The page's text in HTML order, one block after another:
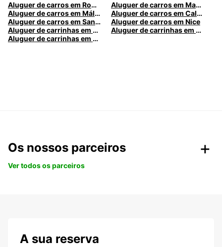
Aluguer de carros em Roma
Aluguer de carros em Madrid
Aluguer de carros em Málaga
Aluguer de carros em Caldas da Rainha
Aluguer de carros em Santa Maria da Feira
Aluguer de carros em Nice
Aluguer de carrinhas em Nice
Aluguer de carrinhas em Santa Maria da Feira
Aluguer de carrinhas em Caldas da Rainha
Os nossos parceiros
Ver todos os parceiros
A sua reserva